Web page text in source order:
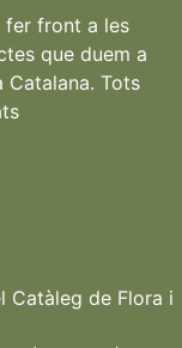
fer front a les
que duem a
Catalana. Tots
Catàleg de Flora i